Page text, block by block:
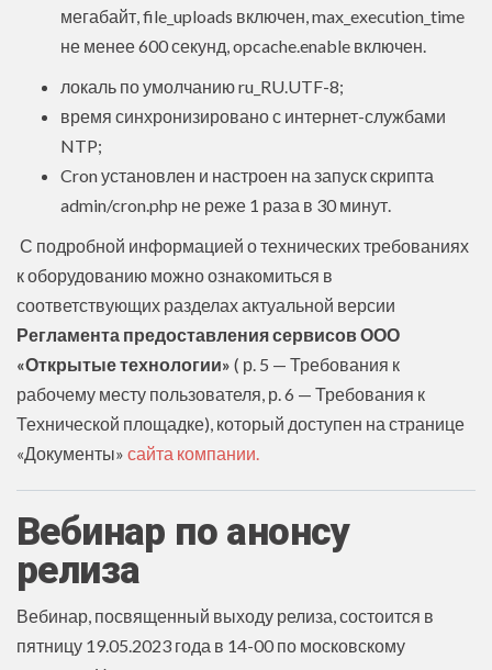
мегабайт, file_uploads включен, max_execution_time
не менее 600 секунд, opcache.enable включен.
локаль по умолчанию ru_RU.UTF-8;
время синхронизировано с интернет-службами
NTP;
Cron установлен и настроен на запуск скрипта
admin/cron.php не реже 1 раза в 30 минут.
С подробной информацией о технических требованиях
к оборудованию можно ознакомиться в
соответствующих разделах актуальной версии
Регламента предоставления сервисов ООО
«Открытые технологии» ( р. 5 — Требования к
рабочему месту пользователя, р. 6 — Требования к
Технической площадке), который доступен на странице
«Документы» сайта компании.
Вебинар по анонсу
релиза
Вебинар, посвященный выходу релиза, состоится в
пятницу 19.05.2023 года в 14-00 по московскому